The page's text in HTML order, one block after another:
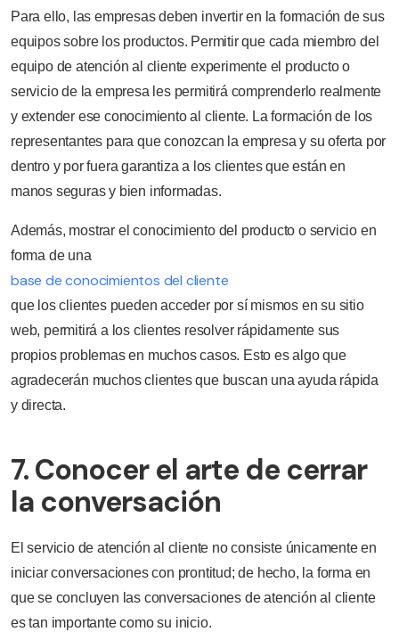
Para ello, las empresas deben invertir en la formación de sus
equipos sobre los productos. Permitir que cada miembro del
equipo de atención al cliente experimente el producto o
servicio de la empresa les permitirá comprenderlo realmente
y extender ese conocimiento al cliente. La formación de los
representantes para que conozcan la empresa y su oferta por
dentro y por fuera garantiza a los clientes que están en
manos seguras y bien informadas.
Además, mostrar el conocimiento del producto o servicio en
forma de una
base de conocimientos del cliente
que los clientes pueden acceder por sí mismos en su sitio
web, permitirá a los clientes resolver rápidamente sus
propios problemas en muchos casos. Esto es algo que
agradecerán muchos clientes que buscan una ayuda rápida
y directa.
7. Conocer el arte de cerrar
la conversación
El servicio de atención al cliente no consiste únicamente en
iniciar conversaciones con prontitud; de hecho, la forma en
que se concluyen las conversaciones de atención al cliente
es tan importante como su inicio.